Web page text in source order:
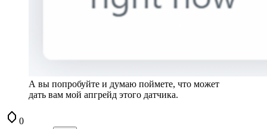
А вы попробуйте и думаю поймете, что может
дать вам мой апгрейд этого датчика.
0